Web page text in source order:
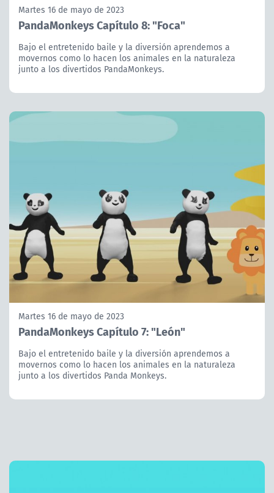
Martes 16 de mayo de 2023
PandaMonkeys Capítulo 8: "Foca"
Bajo el entretenido baile y la diversión aprendemos a
movernos como lo hacen los animales en la naturaleza
junto a los divertidos PandaMonkeys.
Martes 16 de mayo de 2023
PandaMonkeys Capítulo 7: "León"
Bajo el entretenido baile y la diversión aprendemos a
movernos como lo hacen los animales en la naturaleza
junto a los divertidos Panda Monkeys.